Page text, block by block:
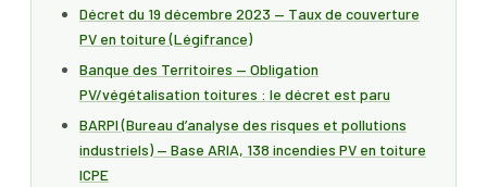
Décret du 19 décembre 2023 — Taux de couverture
PV en toiture (Légifrance)
Banque des Territoires — Obligation
PV/végétalisation toitures : le décret est paru
BARPI (Bureau d’analyse des risques et pollutions
industriels) — Base ARIA, 138 incendies PV en toiture
ICPE